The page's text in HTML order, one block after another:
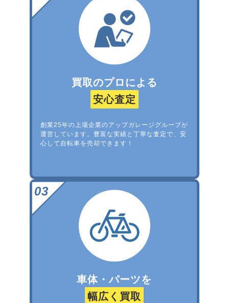
買取のプロによる
安心査定
創業25年の上場企業のアップガレージグループが
運営しています。豊富な実績と丁寧な査定で、安
心して自転車を売却できます！
車体・パーツを
幅広く買取